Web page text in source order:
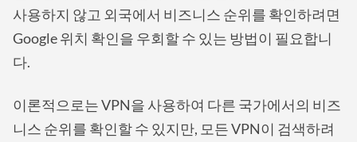
사용하지 않고 외국에서 비즈니스 순위를 확인하려면
Google 위치 확인을 우회할 수 있는 방법이 필요합니
다.
이론적으로는 VPN을 사용하여 다른 국가에서의 비즈
니스 순위를 확인할 수 있지만, 모든 VPN이 검색하려